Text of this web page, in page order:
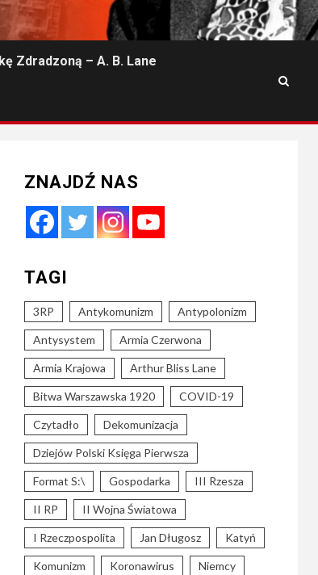
Zdradzoną – A. B. Lane
ZNAJDŹ NAS
TAGI
3RP Antykomunizm Antypolonizm
Antysystem Armia Czerwona
Armia Krajowa Arthur Bliss Lane
Bitwa Warszawska 1920 COVID-19
Czytadło Dekomunizacja
Dziejów Polski Księga Pierwsza
Format S:\ Gospodarka III Rzesza
II RP II Wojna Światowa
I Rzeczpospolita Jan Długosz Katyń
Komunizm Koronawirus Niemcy